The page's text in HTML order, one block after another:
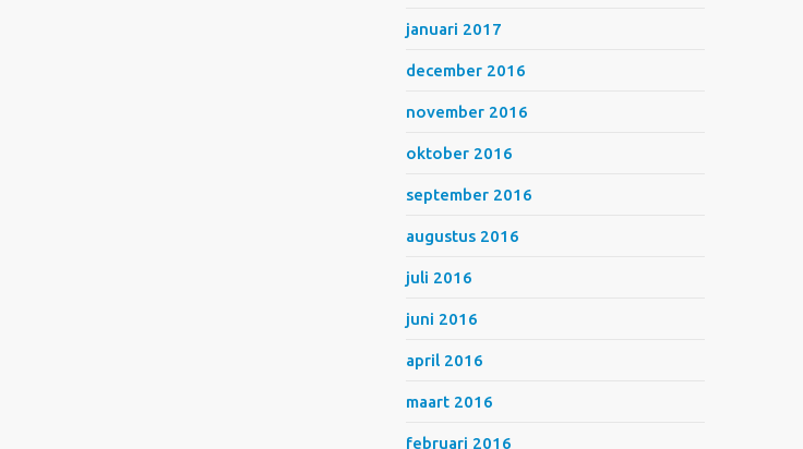
januari 2017
december 2016
november 2016
oktober 2016
september 2016
augustus 2016
juli 2016
juni 2016
april 2016
maart 2016
februari 2016